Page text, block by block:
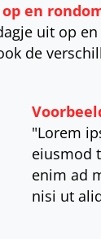
en
uit op
de
"Lorem
eiusmod
enim ad
nisi ut